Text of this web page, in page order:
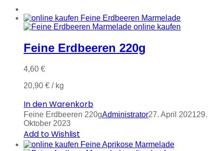
Feine Erdbeeren 220g
4,60 €
20,90 € / kg
In den Warenkorb
Feine Erdbeeren 220gAdministrator27. April 202129.
Oktober 2023
Add to Wishlist